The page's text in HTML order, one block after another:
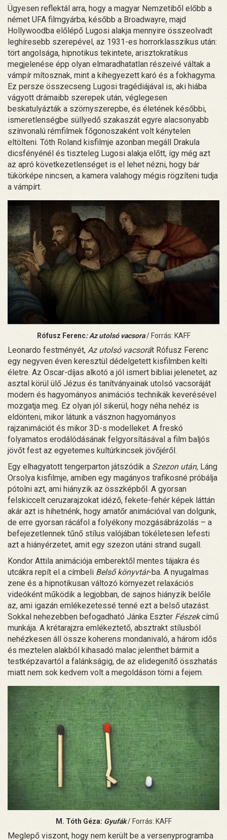
Ügyesen reflektál arra, hogy a magyar Nemzetiből előbb a
német UFA filmgyárba, később a Broadwayre, majd
Hollywoodba előlépő Lugosi alakja mennyire összeolvadt
leghíresebb szerepével, az 1931-es horrorklasszikus után:
tört angolsága, hipnotikus tekintete, arisztokratikus
megjelenése épp olyan elmaradhatatlan részeivé váltak a
vámpír mítosznak, mint a kihegyezett karó és a fokhagyma.
Ez persze összecseng Lugosi tragédiájával is, aki hiába
vágyott drámaibb szerepek után, véglegesen
beskatulyázták a szörnyszerepbe, és életének későbbi,
ismeretlenségbe süllyedő szakaszát egyre alacsonyabb
színvonalú rémfilmek főgonoszaként volt kénytelen
eltölteni. Tóth Roland kisfilmje azonban megáll Drakula
dicsfényénél és tiszteleg Lugosi alakja előtt, így még azt
az apró következetlenséget is el lehet nézni, hogy bár
tükörképe nincsen, a kamera valahogy mégis rögzíteni tudja
a vámpírt.
Rófusz Ferenc: Az utolsó vacsora / Forrás: KAFF
Leonardo festményét, Az utolsó vacsorát Rófusz Ferenc
egy negyven éven keresztül dédelgetett kisfilmben kelti
életre. Az Oscar-díjas alkotó a jól ismert bibliai jelenetet, az
asztal körül ülő Jézus és tanítványainak utolsó vacsoráját
modern és hagyományos animációs technikák keverésével
mozgatja meg. Ez olyan jól sikerül, hogy néha nehéz is
eldönteni, mikor látunk a vásznon hagyományos
rajzanimációt és mikor 3D-s modelleket. A freskó
folyamatos erodálódásának felgyorsításával a film baljós
jövőt fest az egyetemes kultúrkincsek jövőjéről.
Egy elhagyatott tengerparton játszódik a Szezon után, Láng
Orsolya kisfilmje, amiben egy magányos trafikosné próbálja
pótolni azt, ami hiányzik az összképből. A gyorsan
felskiccelt ceruzarajzokat idéző, fekete-fehér képek láttán
akár azt is hihetnénk, hogy amatőr animációval van dolgunk,
de erre gyorsan rácáfol a folyékony mozgásábrázolás – a
befejezetlennek tűnő stílus valójában tökéletesen lefesti
azt a hiányérzetet, amit egy szezon utáni strand sugall.
Kondor Attila animációja emberektől mentes tájakra és
utcákra repít el a címbeli Belső könyvtár-ba. A nyugalmas
zene és a hipnotikusan változó környezet relaxációs
videóként működik a legjobban, de sajnos hiányzik belőle
az, ami igazán emlékezetessé tenné ezt a belső utazást.
Sokkal nehezebben befogadható Jánka Eszter Fészekcímű
munkája. A krétarajzra emlékeztető, absztrakt stílusból
nehézkesen áll össze koherens mondanivaló, a három idős
és meztelen alakból kihasadó malac jelenthet bármit a
testképzavartól a falánkságig, de az elidegenítő összhatás
miatt nem sok kedvem volt a megoldáson törni a fejem.
M. Tóth Géza: Gyufák/ Forrás: KAFF
Meglepő viszont, hogy nem került be a versenyprogramba